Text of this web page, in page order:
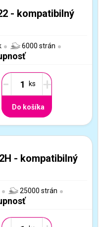
- kompatibilný
6000 strán
- +
Do košíka
- kompatibilný
25000 strán